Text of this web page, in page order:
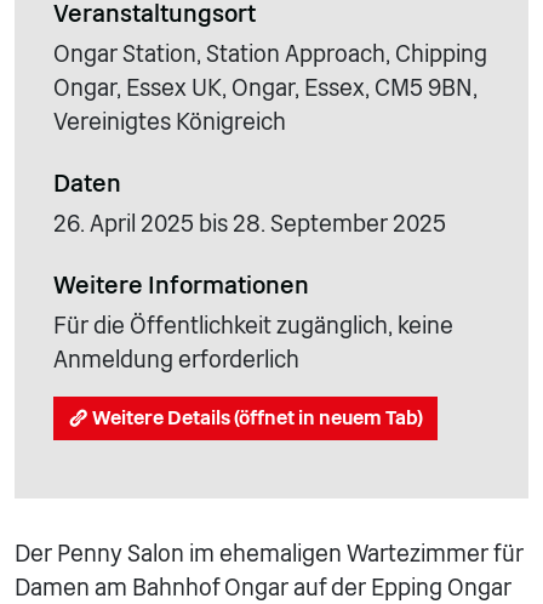
Veranstaltungsort
Ongar Station, Station Approach, Chipping
Ongar, Essex UK, Ongar, Essex, CM5 9BN,
Vereinigtes Königreich
Daten
26. April 2025 bis 28. September 2025
Weitere Informationen
Für die Öffentlichkeit zugänglich, keine
Anmeldung erforderlich
Weitere Details (öffnet in neuem Tab)
Der Penny Salon im ehemaligen Wartezimmer für
Damen am Bahnhof Ongar auf der Epping Ongar